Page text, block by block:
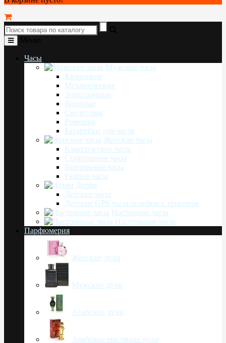
Часы
Мужские часы
Кварцевые
Механические
Электронные
Военные
Скелетоны
Ремешки
Батарейки для часов
Женские часы
Классические часы
Спортивные часы
Винтажные часы
Fashion часы
Детям
Детские часы
Детские GPS часы-телефон с трекером
Настенные часы
Настольные часы
Парфюмерия
Женские духи
Мужские духи
Арабские духи
Арабские масляные духи